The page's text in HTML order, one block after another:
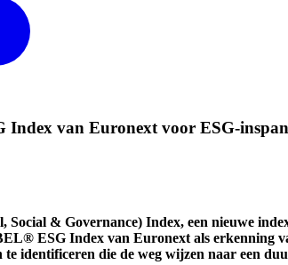
van Euronext voor ESG-
& Governance) Index, een nieuwe
ESG Index van Euronext als erkenning
identificeren die de weg wijzen naar een